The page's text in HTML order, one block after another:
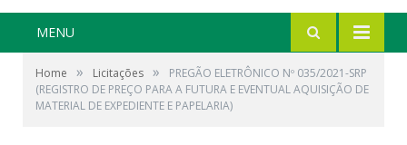
MENU
Home » Licitações »
PREGÃO ELETRÔNICO Nº 035/2021-SRP
(REGISTRO DE PREÇO PARA A FUTURA E EVENTUAL AQUISIÇÃO DE
MATERIAL DE EXPEDIENTE E PAPELARIA)